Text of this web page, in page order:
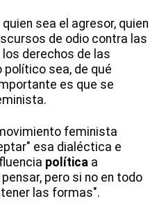
sea el agresor, quien
de odio contra las
derechos de las
político sea, de qué
es que se
feminista
esa dialéctica e
política a
pero si no en todo
las formas".